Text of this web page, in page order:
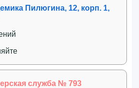
Пилюгина, 12, корп. 1,
служба № 793